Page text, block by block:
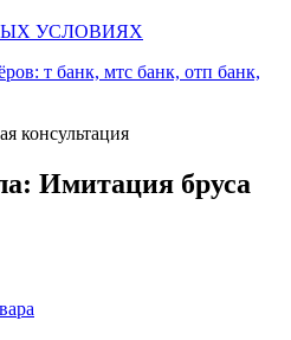
УСЛОВИЯХ
консультация
Имитация бруса